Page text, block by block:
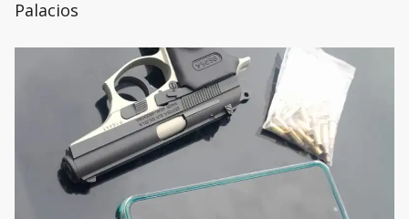
Palacios